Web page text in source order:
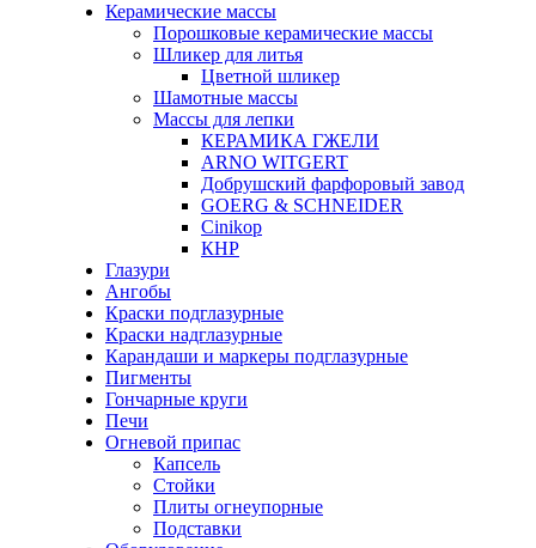
Керамические массы
Порошковые керамические массы
Шликер для литья
Цветной шликер
Шамотные массы
Массы для лепки
КЕРАМИКА ГЖЕЛИ
ARNO WITGERT
Добрушский фарфоровый завод
GOERG & SCHNEIDER
Cinikop
КНР
Глазури
Ангобы
Краски подглазурные
Краски надглазурные
Карандаши и маркеры подглазурные
Пигменты
Гончарные круги
Печи
Огневой припас
Капсель
Стойки
Плиты огнеупорные
Подставки